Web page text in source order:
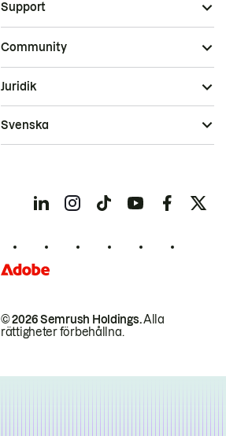
Support
Community
© 2026 Semrush Holdings.Alla
rättigheter förbehållna.
Juridik
Svenska